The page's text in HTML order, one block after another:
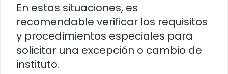
En estas situaciones, es
recomendable verificar los requisitos
y procedimientos especiales para
solicitar una excepción o cambio de
instituto.